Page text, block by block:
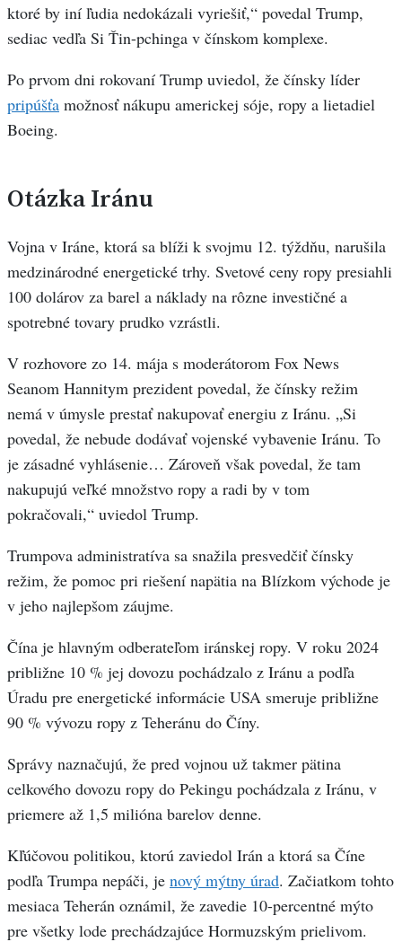
ktoré by iní ľudia nedokázali vyriešiť,“ povedal Trump,
sediac vedľa Si Ťin-pchinga v čínskom komplexe.
Po prvom dni rokovaní Trump uviedol, že čínsky líder
pripúšťa možnosť nákupu americkej sóje, ropy a lietadiel
Boeing.
Otázka Iránu
Vojna v Iráne, ktorá sa blíži k svojmu 12. týždňu, narušila
medzinárodné energetické trhy. Svetové ceny ropy presiahli
100 dolárov za barel a náklady na rôzne investičné a
spotrebné tovary prudko vzrástli.
V rozhovore zo 14. mája s moderátorom Fox News
Seanom Hannitym prezident povedal, že čínsky režim
nemá v úmysle prestať nakupovať energiu z Iránu. „Si
povedal, že nebude dodávať vojenské vybavenie Iránu. To
je zásadné vyhlásenie… Zároveň však povedal, že tam
nakupujú veľké množstvo ropy a radi by v tom
pokračovali,“ uviedol Trump.
Trumpova administratíva sa snažila presvedčiť čínsky
režim, že pomoc pri riešení napätia na Blízkom východe je
v jeho najlepšom záujme.
Čína je hlavným odberateľom iránskej ropy. V roku 2024
približne 10 % jej dovozu pochádzalo z Iránu a podľa
Úradu pre energetické informácie USA smeruje približne
90 % vývozu ropy z Teheránu do Číny.
Správy naznačujú, že pred vojnou už takmer pätina
celkového dovozu ropy do Pekingu pochádzala z Iránu, v
priemere až 1,5 milióna barelov denne.
Kľúčovou politikou, ktorú zaviedol Irán a ktorá sa Číne
podľa Trumpa nepáči, je nový mýtny úrad. Začiatkom tohto
mesiaca Teherán oznámil, že zavedie 10-percentné mýto
pre všetky lode prechádzajúce Hormuzským prielivom.